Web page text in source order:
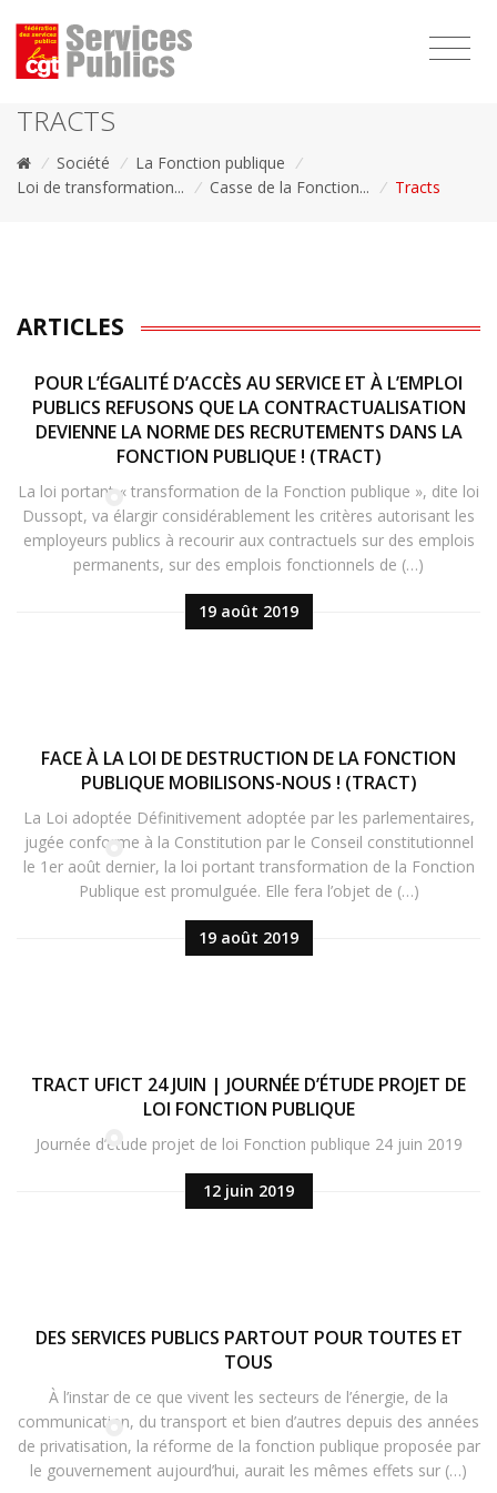
TRACTS
/ Société / La Fonction publique /
Loi de transformation... / Casse de la Fonction... / Tracts
ARTICLES
19 août 2019
POUR L’ÉGALITÉ D’ACCÈS AU SERVICE ET À L’EMPLOI
PUBLICS REFUSONS QUE LA CONTRACTUALISATION
DEVIENNE LA NORME DES RECRUTEMENTS DANS LA
FONCTION PUBLIQUE ! (TRACT)
La loi portant « transformation de la Fonction publique », dite loi
Dussopt, va élargir considérablement les critères autorisant les
employeurs publics à recourir aux contractuels sur des emplois
permanents, sur des emplois fonctionnels de (…)
19 août 2019
FACE À LA LOI DE DESTRUCTION DE LA FONCTION
PUBLIQUE MOBILISONS-NOUS ! (TRACT)
La Loi adoptée Définitivement adoptée par les parlementaires,
jugée conforme à la Constitution par le Conseil constitutionnel
le 1er août dernier, la loi portant transformation de la Fonction
Publique est promulguée. Elle fera l’objet de (…)
12 juin 2019
TRACT UFICT 24 JUIN | JOURNÉE D’ÉTUDE PROJET DE
LOI FONCTION PUBLIQUE
Journée d’étude projet de loi Fonction publique 24 juin 2019
DES SERVICES PUBLICS PARTOUT POUR TOUTES ET
TOUS
À l’instar de ce que vivent les secteurs de l’énergie, de la
communication, du transport et bien d’autres depuis des années
de privatisation, la réforme de la fonction publique proposée par
le gouvernement aujourd’hui, aurait les mêmes effets sur (…)